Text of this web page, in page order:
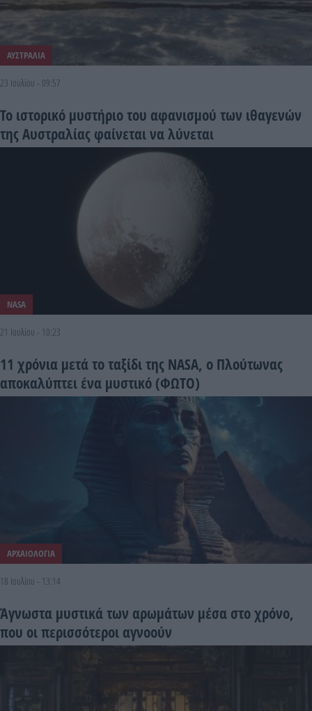
ΑΥΣΤΡΑΛΙΑ
23 Ιουλίου - 09:57
Το ιστορικό μυστήριο του αφανισμού των ιθαγενών
της Αυστραλίας φαίνεται να λύνεται
NASA
21 Ιουλίου - 10:23
11 χρόνια μετά το ταξίδι της NASA, ο Πλούτωνας
αποκαλύπτει ένα μυστικό (ΦΩΤΟ)
ΑΡΧΑΙΟΛΟΓΙΑ
18 Ιουλίου - 13:14
Άγνωστα μυστικά των αρωμάτων μέσα στο χρόνο,
που οι περισσότεροι αγνοούν